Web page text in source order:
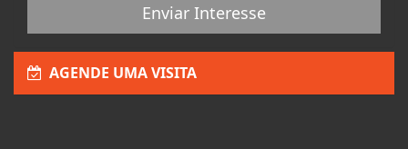
Enviar Interesse
AGENDE UMA VISITA